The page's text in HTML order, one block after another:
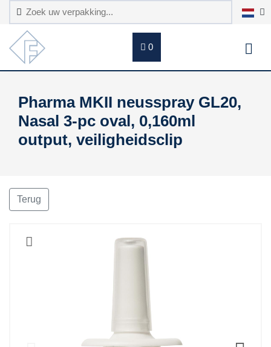
0
Pharma MKII neusspray GL20,
Nasal 3-pc oval, 0,160ml
output, veiligheidsclip
Terug